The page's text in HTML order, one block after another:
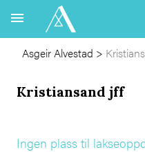
Asgeir Alvestad >
Kristiansand jff
Ingen plass til